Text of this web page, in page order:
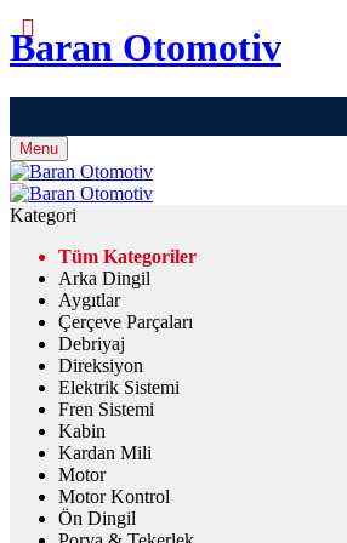
Baran Otomotiv
Menu
Kategori
Tüm Kategoriler
Arka Dingil
Aygıtlar
Çerçeve Parçaları
Debriyaj
Direksiyon
Elektrik Sistemi
Fren Sistemi
Kabin
Kardan Mili
Motor
Motor Kontrol
Ön Dingil